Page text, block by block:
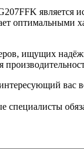
является
оптимальными
ищущих
вас